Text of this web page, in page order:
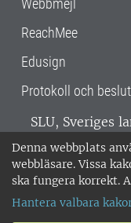
Denna webbplats
webbläsare. Vissa
ska fungera korrekt.
Hantera valbara
ReachMee
Edusign
Protokoll och
SLU, Sveriges
verksamhet
Alnarp,
miljöcertifierat
018-67 10 00 •